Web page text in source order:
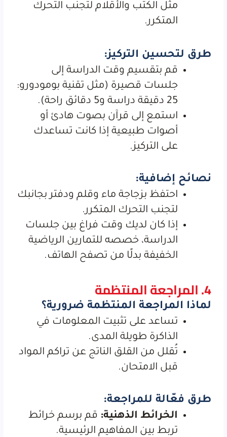
مثل الكتب والأقلام لتجنب التحرك
المتكرر.
طرق لتحسين التركيز:
قم بتقسيم وقت الدراسة إلى
جلسات قصيرة (مثل تقنية بومودورو:
25 دقيقة دراسة و5 دقائق راحة).
استمع إلى قرآن بصوت هادئ أو
أصوات طبيعية إذا كانت تساعدك
على التركيز.
نصائح إضافية:
احتفظ بزجاجة ماء وقلم ودفتر بجانبك
لتجنب التحرك المتكرر.
إذا كان لديك وقت فراغ بين جلسات
الدراسة، خصصه للتمارين الرياضية
الخفيفة بدلًا من تصفح الهاتف.
4. المراجعة المنتظمة
لماذا المراجعة المنتظمة ضرورية؟
تساعد على تثبيت المعلومات في
الذاكرة طويلة المدى.
تُقلل من القلق الناتج عن تراكم المواد
قبل الامتحان.
طرق فعّالة للمراجعة:
الخرائط الذهنية: قم برسم خرائط
تربط بين المفاهيم الرئيسية.